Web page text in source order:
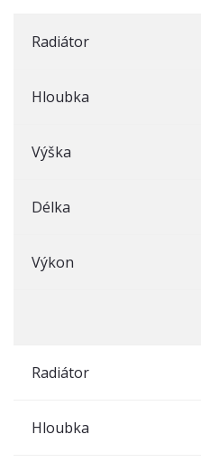
Radiátor
Hloubka
Výška
Délka
Výkon
Radiátor
Hloubka